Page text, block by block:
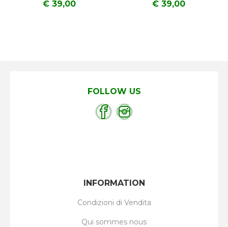
€ 39,00 € 39,00
FOLLOW US
INFORMATION
Condizioni di Vendita
Qui sommes nous